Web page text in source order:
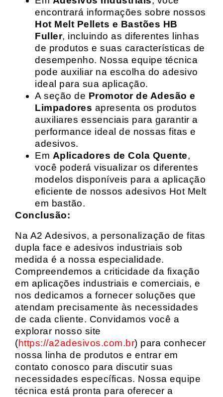
encontrará informações sobre nossos
Hot Melt Pellets e Bastões HB
Fuller, incluindo as diferentes linhas
de produtos e suas características de
desempenho. Nossa equipe técnica
pode auxiliar na escolha do adesivo
ideal para sua aplicação.
A seção de Promotor de Adesão e
Limpadores apresenta os produtos
auxiliares essenciais para garantir a
performance ideal de nossas fitas e
adesivos.
Em Aplicadores de Cola Quente,
você poderá visualizar os diferentes
modelos disponíveis para a aplicação
eficiente de nossos adesivos Hot Melt
em bastão.
Conclusão:
Na A2 Adesivos, a personalização de fitas
dupla face e adesivos industriais sob
medida é a nossa especialidade.
Compreendemos a criticidade da fixação
em aplicações industriais e comerciais, e
nos dedicamos a fornecer soluções que
atendam precisamente às necessidades
de cada cliente. Convidamos você a
explorar nosso site
(https://a2adesivos.com.br) para conhecer
nossa linha de produtos e entrar em
contato conosco para discutir suas
necessidades específicas. Nossa equipe
técnica está pronta para oferecer a